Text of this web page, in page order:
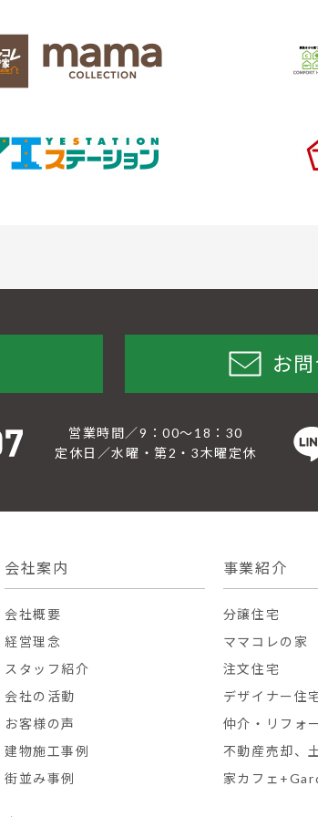
お
営業時間／9：00〜18：30
定休日／水曜・第2・3木曜定休
会社案内
会社概要
経営理念
スタッフ紹介
会社の活動
お客様の声
建物施工事例
街並み事例
事業紹介
分譲住宅
ママコレの家
注文住宅
デザイナー住
仲介・リフォ
不動産売却、
家カフェ